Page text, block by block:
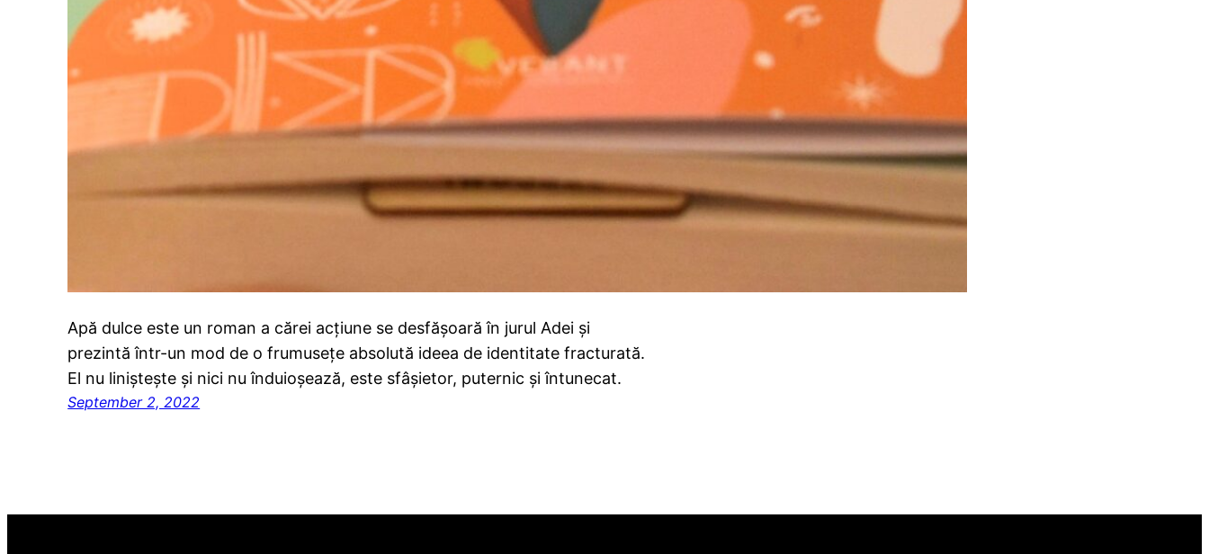
Apă dulce este un roman a cărei acțiune se desfășoară în jurul Adei și
prezintă într-un mod de o frumusețe absolută ideea de identitate fracturată.
El nu liniștește și nici nu înduioșează, este sfâșietor, puternic și întunecat.
September 2, 2022